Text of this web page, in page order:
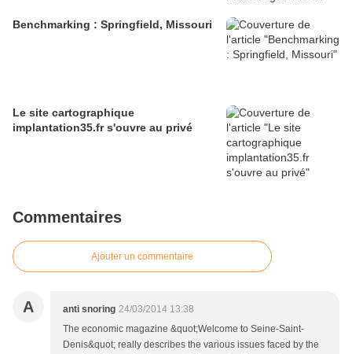
Benchmarking : Springfield, Missouri
Le site cartographique
implantation35.fr s'ouvre au privé
Commentaires
Ajouter un commentaire
A anti snoring 24/03/2014 13:38
The economic magazine &quot;Welcome to Seine-Saint-
Denis&quot; really describes the various issues faced by the